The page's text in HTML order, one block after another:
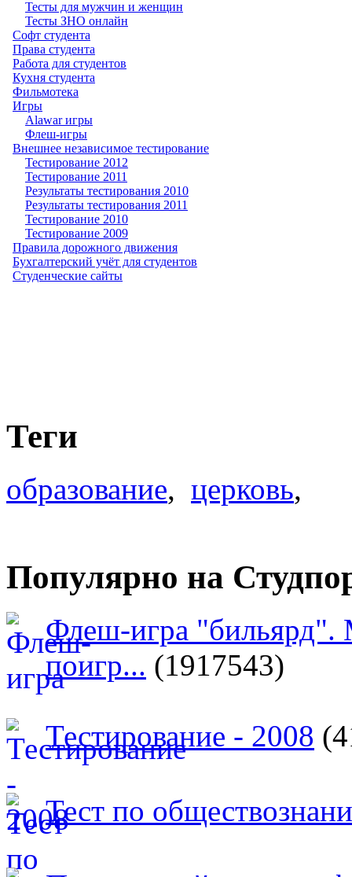
Тесты для мужчин и женщин
Тесты ЗНО онлайн
Софт студента
Права студента
Работа для студентов
Кухня студента
Фильмотека
Игры
Alawar игры
Флеш-игры
Внешнее независимое тестирование
Тестирование 2012
Тестирование 2011
Результаты тестирования 2010
Результаты тестирования 2011
Тестирование 2010
Тестирование 2009
Правила дорожного движения
Бухгалтерский учёт для студентов
Студенческие сайты
Теги
образование, церковь,
Популярно на
Флеш-игра "бильярд".
поигр... (1917543)
Тестирование - 2008
Тест по